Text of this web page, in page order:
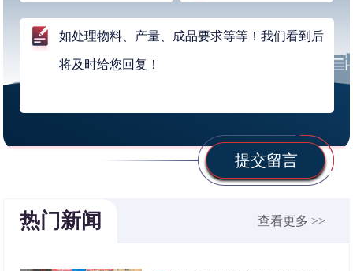
提交留言
热门新闻 查看更多 >>